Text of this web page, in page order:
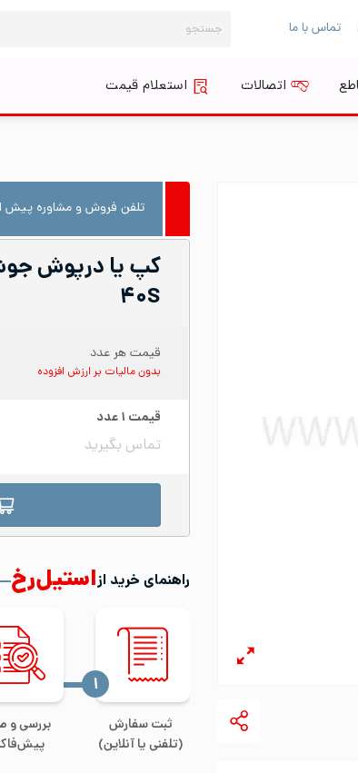
تماس با ما
برای:
اتصالات استعلام قیمت
تلفن فروش و مشاوره پیش
۴۰S
قیمت هر عدد
بدون مالیات بر ارزش افزوده
قیمت ۱عدد
تماس بگیرید
راهنمای خرید ازاستیل‌رخ
ثبت سفارش
(تلفنی یا آنلاین)
‍۱
بررسی و